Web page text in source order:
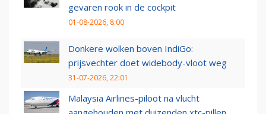
gevaren rook in de cockpit
01-08-2026, 8:00
Donkere wolken boven IndiGo:
prijsvechter doet widebody-vloot weg
31-07-2026, 22:01
Malaysia Airlines-piloot na vlucht